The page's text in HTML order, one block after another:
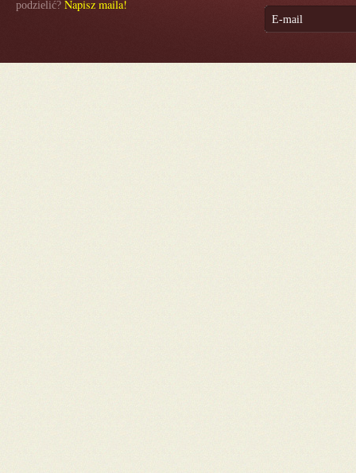
podzielić? Napisz maila!